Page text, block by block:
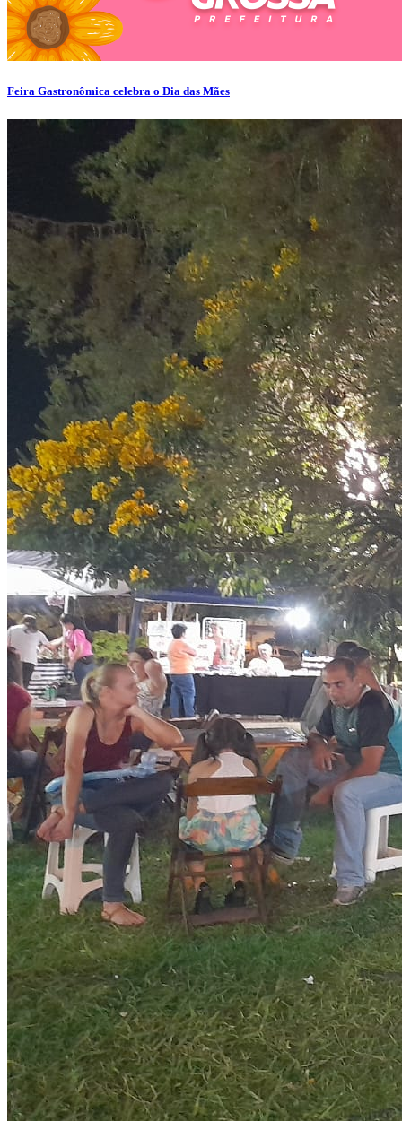
Feira Gastronômica celebra o Dia das Mães